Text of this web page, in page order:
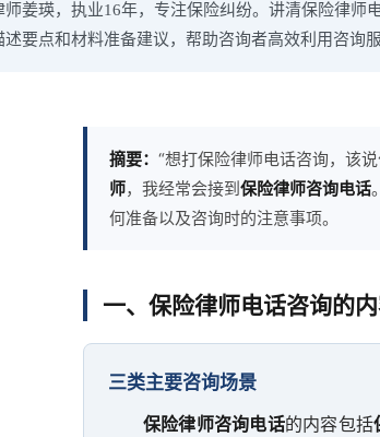
师姜瑛，执业16年，专注保险纠纷。讲清保险律
要点和材料准备建议，帮助咨询者高效利用咨询服
摘要： “想打保险律师电话咨询，该
师，我经常会接到 保险律师咨询电话
何准备以及咨询时的注意事项。
一、保险律师电话咨询的
三类主要咨询场景
保险律师咨询电话的内容包括